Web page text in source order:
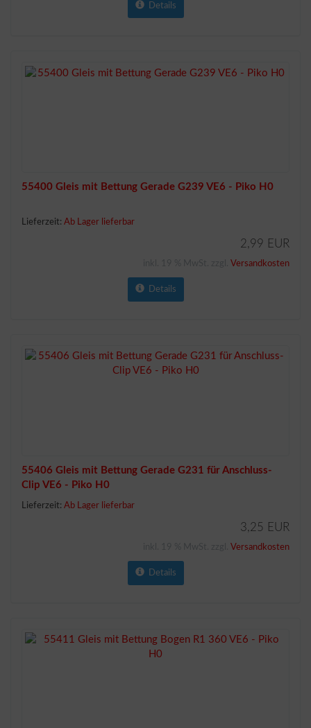
Details
55400 Gleis mit Bettung Gerade G239 VE6 - Piko H0
Lieferzeit: Ab Lager lieferbar
2,99 EUR
Versandkosten
Details
55406 Gleis mit Bettung Gerade G231 für Anschluss-
Clip VE6 - Piko H0
Lieferzeit: Ab Lager lieferbar
3,25 EUR
Versandkosten
Details